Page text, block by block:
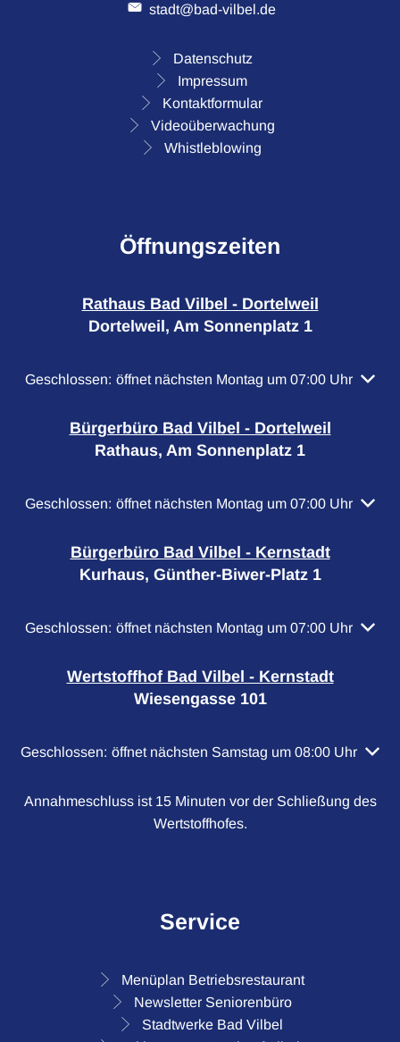
stadt@bad-vilbel.de
Datenschutz
Impressum
Kontaktformular
Videoüberwachung
Whistleblowing
Öffnungszeiten
Rathaus Bad Vilbel - Dortelweil
Dortelweil, Am Sonnenplatz 1
Klicken, um weitere Öffnungs- oder Schließzeiten
Geschlossen: öffnet nächsten Montag um 07:00 Uhr
Bürgerbüro Bad Vilbel - Dortelweil
Rathaus, Am Sonnenplatz 1
Klicken, um weitere Öffnungs- oder Schließzeiten
Geschlossen: öffnet nächsten Montag um 07:00 Uhr
Bürgerbüro Bad Vilbel - Kernstadt
Kurhaus, Günther-Biwer-Platz 1
Klicken, um weitere Öffnungs- oder Schließzeiten
Geschlossen: öffnet nächsten Montag um 07:00 Uhr
Wertstoffhof Bad Vilbel - Kernstadt
Wiesengasse 101
Klicken, um weitere Öffnungs- oder Schließzeiten
Geschlossen: öffnet nächsten Samstag um 08:00 Uhr
Annahmeschluss ist 15 Minuten vor der Schließung des
Wertstoffhofes.
Service
Menüplan Betriebsrestaurant
Newsletter Seniorenbüro
Stadtwerke Bad Vilbel